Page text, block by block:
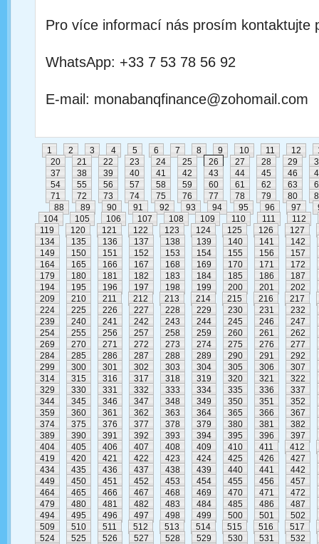
Pro více informací nás prosím kontaktujte
WhatsApp: +33 7 53 78 56 92
E-mail: monabanqfinance@zohomail.com
1 2 3 4 5 6 7 8 9 10 11 12
20
21 22 23 24 25 26 27 28 29
37
38 39 40 41 42 43 44 45 46
54
55 56 57 58 59 60 61 62 63
71
72 73 74 75 76 77 78 79 80
88
89 90 91 92 93 94 95 96 97
104
105 106 107 108 109 110 111
112
119
120 121 122 123 124 125 126
127
134
135 136 137 138 139 140 141
142
149
150 151 152 153 154 155 156
157
164
165 166 167 168 169 170 171
172
179
180 181 182 183 184 185 186
187
194
195 196 197 198 199 200 201
202
209
210 211 212 213 214 215 216
217
224
225 226 227 228 229 230 231
232
239
240 241 242 243 244 245 246
247
254
255 256 257 258 259 260 261
262
269
270 271 272 273 274 275 276
277
284
285 286 287 288 289 290 291
292
299
300 301 302 303 304 305 306
307
314
315 316 317 318 319 320 321
322
329
330 331 332 333 334 335 336
337
344
345 346 347 348 349 350 351
352
359
360 361 362 363 364 365 366
367
374
375 376 377 378 379 380 381
382
389
390 391 392 393 394 395 396
397
404
405 406 407 408 409 410 411
412
419
420 421 422 423 424 425 426
427
434
435 436 437 438 439 440 441
442
449
450 451 452 453 454 455 456
457
464
465 466 467 468 469 470 471
472
479
480 481 482 483 484 485 486
487
494
495 496 497 498 499 500 501
502
509
510 511 512 513 514 515 516
517
524
525 526 527 528 529 530 531
532